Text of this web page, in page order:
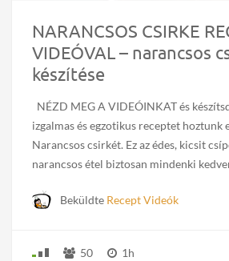
NARANCSOS CSIRKE
VIDEÓVAL – narancsos
készítése
NÉZD MEG A VIDEÓINKAT és
izgalmas és egzotikus receptet hoztunk
Narancsos csirkét. Ez az édes, kicsit
narancsos étel biztosan mindenki
Beküldte Recept Videók
50 1h